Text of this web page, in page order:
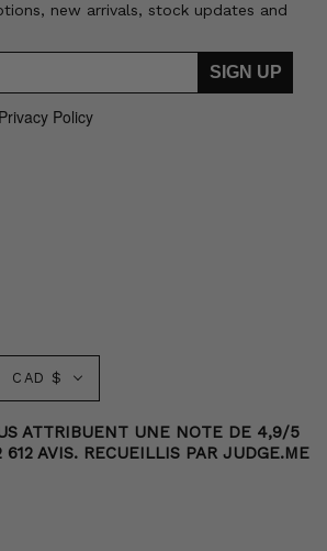
new arrivals, stock updates and
SIGN UP
Policy
CAD $
ATTRIBUENT UNE NOTE DE 4,9/5
AVIS. RECUEILLIS PAR JUDGE.ME